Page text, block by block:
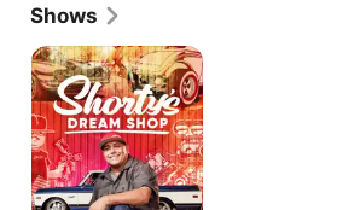
Shows
Shorty's
Dream
Shop